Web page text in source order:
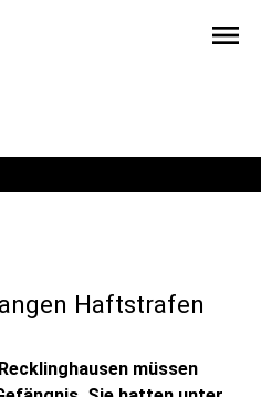
menu
Haftstrafen
müssen